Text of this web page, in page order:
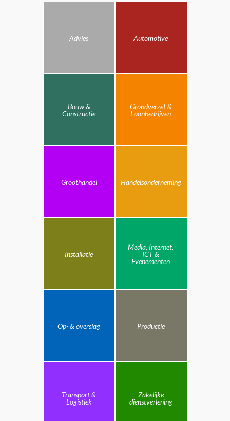
Advies Automotive
Bouw &
Constructie
Grondverzet &
Loonbedrijven
Groothandel Handelsonderneming
Installatie
Media, Internet,
ICT &
Evenementen
Op- & overslag Productie
Transport &
Logistiek
Zakelijke
dienstverlening